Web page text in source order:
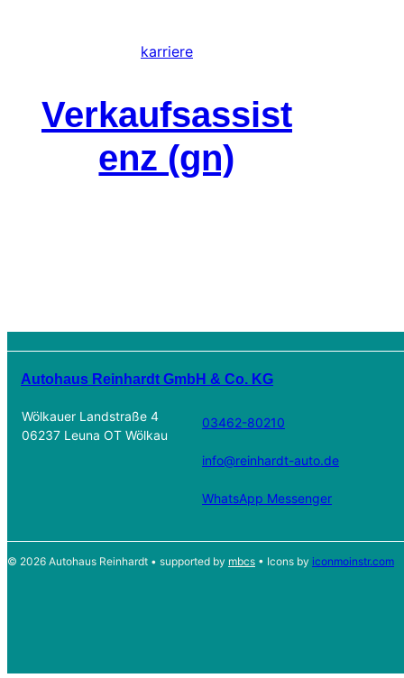
karriere
Verkaufsassist
enz (gn)
Autohaus Reinhardt GmbH & Co. KG
Wölkauer Landstraße 4
06237 Leuna OT Wölkau
03462-80210
info@reinhardt-auto.de
WhatsApp Messenger
© 2026 Autohaus Reinhardt • supported by mbcs • Icons by iconmoinstr.com